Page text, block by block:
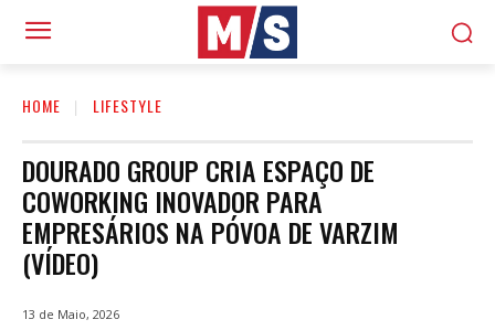
HOME LIFESTYLE
DOURADO GROUP CRIA ESPAÇO DE
COWORKING INOVADOR PARA
EMPRESÁRIOS NA PÓVOA DE VARZIM
(VÍDEO)
13 de Maio, 2026